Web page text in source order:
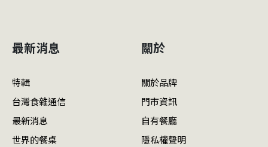
最新消息
特輯
台灣食雜通信
最新消息
世界的餐桌
關於
關於品牌
門市資訊
自有餐廳
隱私權聲明